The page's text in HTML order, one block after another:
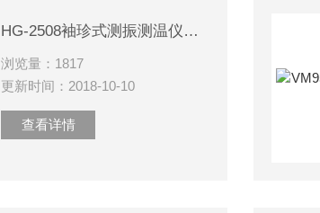
HG-2508袖珍式测振测温仪测振仪
浏览量：1817
更新时间：2018-10-10
查看详情